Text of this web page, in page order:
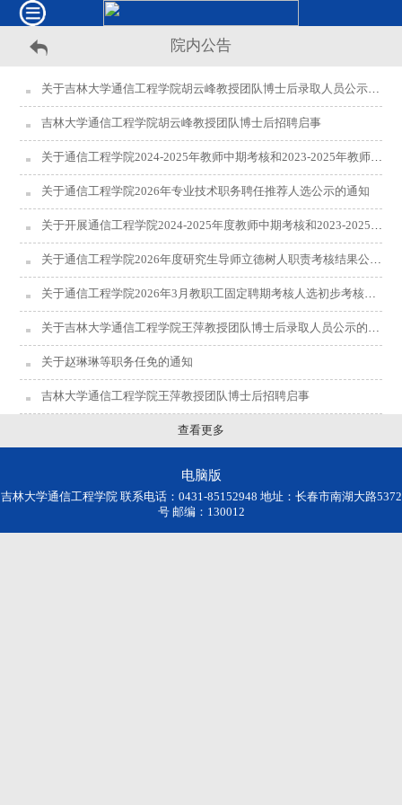
院内公告
关于吉林大学通信工程学院胡云峰教授团队博士后录取人员公示的通知
吉林大学通信工程学院胡云峰教授团队博士后招聘启事
关于通信工程学院2024-2025年教师中期考核和2023-2025年教师任期考核初步考核结果公示的通知
关于通信工程学院2026年专业技术职务聘任推荐人选公示的通知
关于开展通信工程学院2024-2025年度教师中期考核和2023-2025年度教师任期考核工作的通知
关于通信工程学院2026年度研究生导师立德树人职责考核结果公示的通知
关于通信工程学院2026年3月教职工固定聘期考核人选初步考核结果公示的通知
关于吉林大学通信工程学院王萍教授团队博士后录取人员公示的通知
关于赵琳琳等职务任免的通知
吉林大学通信工程学院王萍教授团队博士后招聘启事
查看更多
电脑版
吉林大学通信工程学院 联系电话：0431-85152948 地址：长春市南湖大路5372
号 邮编：130012